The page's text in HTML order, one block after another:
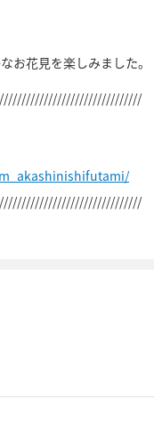
お花見を楽しみました。